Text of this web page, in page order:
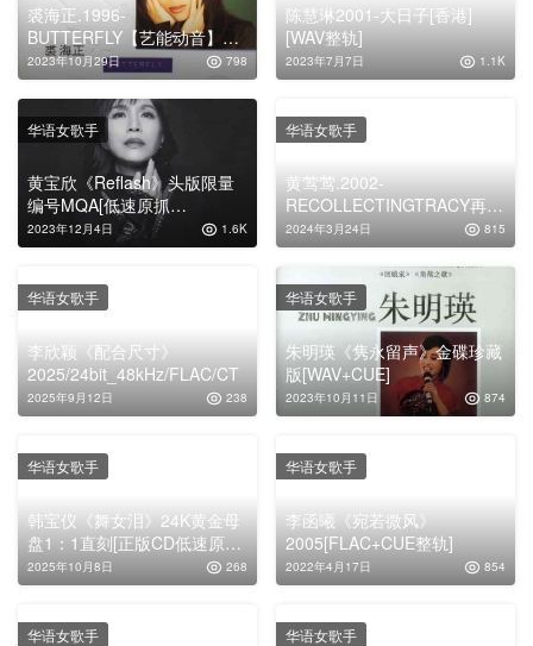
裘海正.1996-
BUTTERFLY【艺能动音】
【WAV+CUE】
2023年10月29日 798
陈慧琳2001-大日子[香港]
[WAV整轨]
2023年7月7日 1.1K
黄宝欣《Reflash》头版限量
编号MQA[低速原抓
WAV+CUE]
2023年12月4日 1.6K
华语女歌手
黄莺莺.2002-
RECOLLECTINGTRACY再次
拥有（英文精选）【EMI百
代】【WAV分轨】
2024年3月24日 815
华语女歌手
李欣颖《配合尺寸》
2025/24bit_48kHz/FLAC/CT
2025年9月12日 238
华语女歌手
朱明瑛《隽永留声》金碟珍藏
版[WAV+CUE]
2023年10月11日 874
华语女歌手
韩宝仪《舞女泪》24K黄金母
盘1：1直刻[正版CD低速原抓
WAV+CUE]
2025年10月8日 268
华语女歌手
李函曦《宛若微风》
2005[FLAC+CUE整轨]
2022年4月17日 854
华语女歌手
华语女歌手 华语女歌手